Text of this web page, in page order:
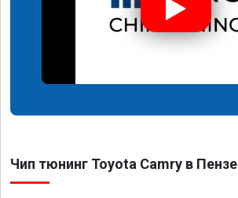
Чип тюнинг Toyota Camry в Пензе